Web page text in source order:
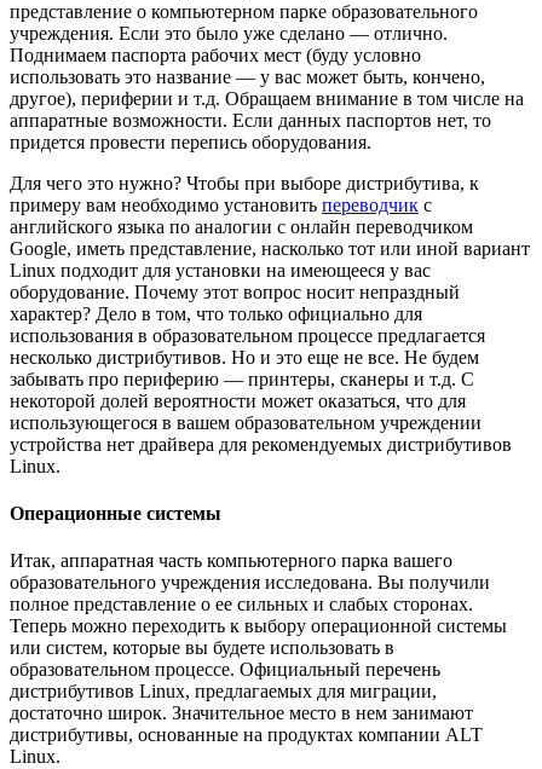
представление о компьютерном парке образовательного
учреждения. Если это было уже сделано — отлично.
Поднимаем паспорта рабочих мест (буду условно
использовать это название — у вас может быть, кончено,
другое), периферии и т.д. Обращаем внимание в том числе на
аппаратные возможности. Если данных паспортов нет, то
придется провести перепись оборудования.
Для чего это нужно? Чтобы при выборе дистрибутива, к
примеру вам необходимо установить переводчик с
английского языка по аналогии с онлайн переводчиком
Google, иметь представление, насколько тот или иной вариант
Linux подходит для установки на имеющееся у вас
оборудование. Почему этот вопрос носит непраздный
характер? Дело в том, что только официально для
использования в образовательном процессе предлагается
несколько дистрибутивов. Но и это еще не все. Не будем
забывать про периферию — принтеры, сканеры и т.д. С
некоторой долей вероятности может оказаться, что для
использующегося в вашем образовательном учреждении
устройства нет драйвера для рекомендуемых дистрибутивов
Linux.
Операционные системы
Итак, аппаратная часть компьютерного парка вашего
образовательного учреждения исследована. Вы получили
полное представление о ее сильных и слабых сторонах.
Теперь можно переходить к выбору операционной системы
или систем, которые вы будете использовать в
образовательном процессе. Официальный перечень
дистрибутивов Linux, предлагаемых для миграции,
достаточно широк. Значительное место в нем занимают
дистрибутивы, основанные на продуктах компании ALT
Linux.